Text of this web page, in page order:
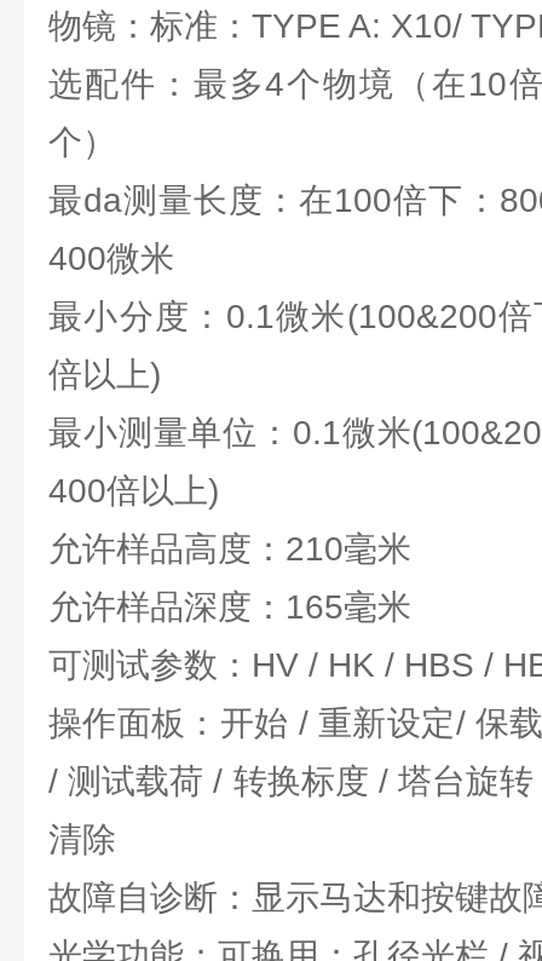
物镜：标准：TYPE A: X10/
选配件：最多4个物境（在10
个）
最da测量长度：在100倍下：
400微米
最小分度：0.1微米(100&200
倍以上)
最小测量单位：0.1微米
400倍以上)
允许样品高度：210毫米
允许样品深度：165毫米
可测试参数：HV / HK / HBS /
操作面板：开始 / 重新设定/ 保
/ 测试载荷 / 转换标度 / 塔台旋
清除
故障自诊断：显示马达和按键故